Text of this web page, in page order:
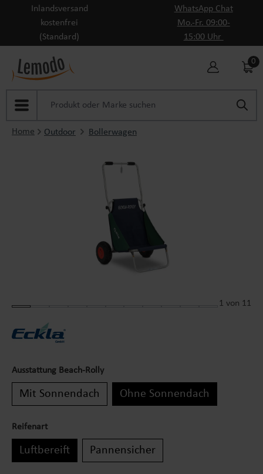
Zum Hauptinhalt springen
Inlandsversand
kostenfrei
(Standard)
WhatsApp Chat
Mo.-Fr. 09:00-
15:00 Uhr
0
Home Outdoor Bollerwagen
1 von 11
Ausstattung Beach-Rolly
Mit Sonnendach Ohne Sonnendach
Reifenart
Luftbereift Pannensicher